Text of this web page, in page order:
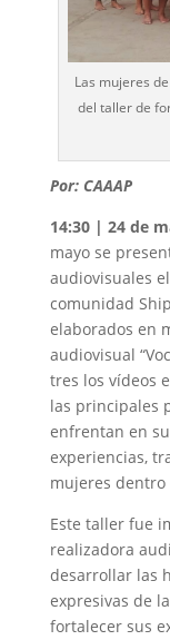
Las mujeres
del taller de
Por: CAAAP
14:30 | 24 de
mayo se
audiovisuales
comunidad
elaborados en
audiovisual
tres los vídeos
las principales
enfrentan en
experiencias,
mujeres
Este taller fue
realizadora
desarrollar las
expresivas de
fortalecer sus